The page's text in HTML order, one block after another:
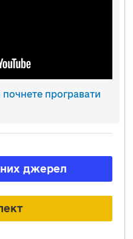
почнете програвати
джерел